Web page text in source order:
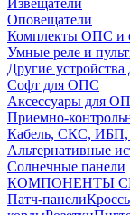
Извещатели
Оповещатели
Комплекты ОПС и
Умные реле и
Другие
Софт для ОПС
Аксессуары для
Приемно-
Кабель, СКС, ИБП,
Альтернативные
Солнечные панели
КОМПОНЕНТЫ
Патч-панели